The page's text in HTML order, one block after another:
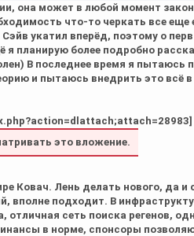
она может в любой момент
что-то черкать все еще
укатил вперёд, поэтому о
я планирую более подробно
В последнее время я пытаюсь
и пытаюсь внедрить это всё
это вложение.
Ковач. Лень делать нового, да и
вполне подходит. В
отличная сеть поиска регенов,
в норме, спонсоры